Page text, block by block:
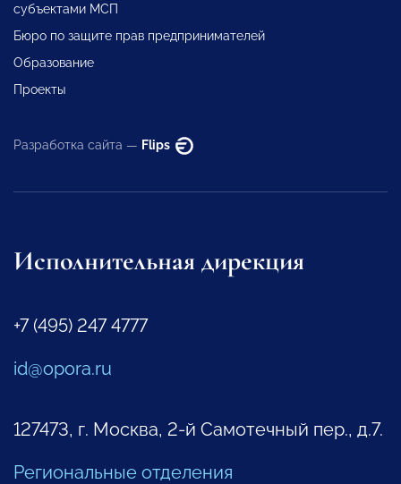
субъектами МСП
Бюро по защите прав предпринимателей
Образование
Проекты
Разработка сайта — Flips
Исполнительная дирекция
+7 (495) 247 4777
id@opora.ru
127473, г. Москва, 2-й Самотечный пер., д.7.
Региональные отделения